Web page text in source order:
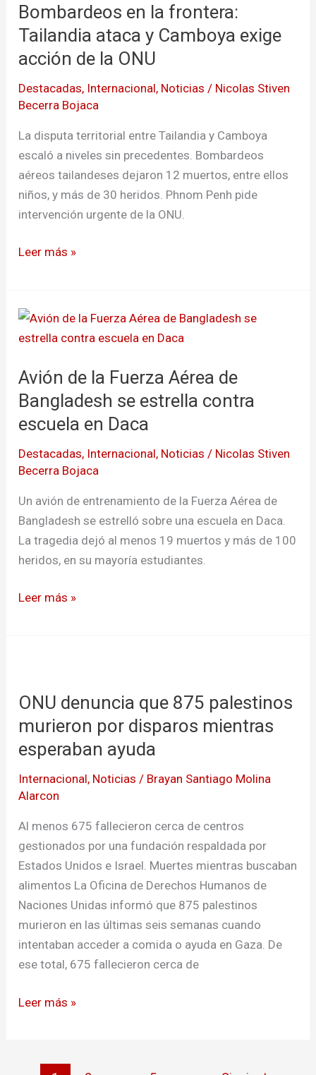
Bombardeos en la frontera:
Tailandia ataca y Camboya exige
acción de la ONU
Destacadas, Internacional, Noticias / Nicolas Stiven
Becerra Bojaca
La disputa territorial entre Tailandia y Camboya
escaló a niveles sin precedentes. Bombardeos
aéreos tailandeses dejaron 12 muertos, entre ellos
niños, y más de 30 heridos. Phnom Penh pide
intervención urgente de la ONU.
frontera:
Tailandia
Camboya
exige
acción
de
la
ONU
Leer más »
Avión de la Fuerza Aérea de
Bangladesh se estrella contra
escuela en Daca
Destacadas, Internacional, Noticias / Nicolas Stiven
Becerra Bojaca
Un avión de entrenamiento de la Fuerza Aérea de
Bangladesh se estrelló sobre una escuela en Daca.
La tragedia dejó al menos 19 muertos y más de 100
heridos, en su mayoría estudiantes.
Avión
de
Fuerza
Aérea
se
estrella
contra
escuela
en
Daca
Leer más »
ONU denuncia que 875 palestinos
murieron por disparos mientras
esperaban ayuda
Internacional, Noticias / Brayan Santiago Molina
Alarcon
Al menos 675 fallecieron cerca de centros
gestionados por una fundación respaldada por
Estados Unidos e Israel. Muertes mientras buscaban
alimentos La Oficina de Derechos Humanos de
Naciones Unidas informó que 875 palestinos
murieron en las últimas seis semanas cuando
intentaban acceder a comida o ayuda en Gaza. De
ese total, 675 fallecieron cerca de
que
875
murieron
por
disparos
mientras
esperaban
ayuda
Leer más »